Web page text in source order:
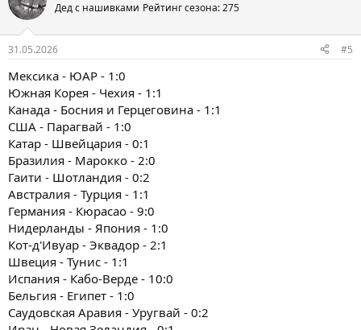
Дед с нашивками Рейтинг сезона: 275
31.05.2026 #5
Мексика - ЮАР - 1:0
Южная Корея - Чехия - 1:1
Канада - Босния и Герцеговина - 1:1
США - Парагвай - 1:0
Катар - Швейцария - 0:1
Бразилия - Марокко - 2:0
Гаити - Шотландия - 0:2
Австралия - Турция - 1:1
Германия - Кюрасао - 9:0
Нидерланды - Япония - 1:0
Кот-д'Ивуар - Эквадор - 2:1
Швеция - Тунис - 1:1
Испания - Кабо-Верде - 10:0
Бельгия - Египет - 1:0
Саудовская Аравия - Уругвай - 0:2